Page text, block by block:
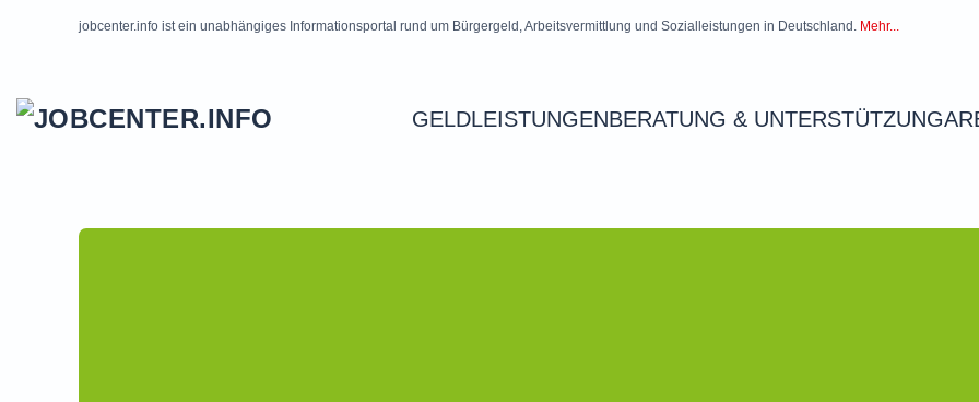
jobcenter.info ist ein unabhängiges Informationsportal rund um Bürgergeld, Arbeitsvermittlung und Sozialleistungen in Deutschland. Mehr...
GELDLEISTUNGENBERATUNG & UNTERSTÜTZUNG